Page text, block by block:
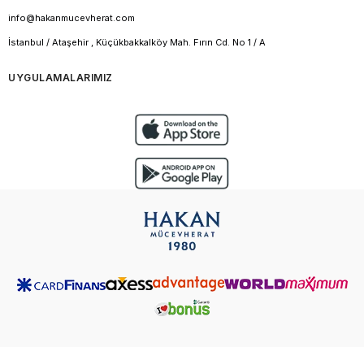
info@hakanmucevherat.com
İstanbul / Ataşehir , Küçükbakkalköy Mah. Fırın Cd. No 1 / A
UYGULAMALARIMIZ